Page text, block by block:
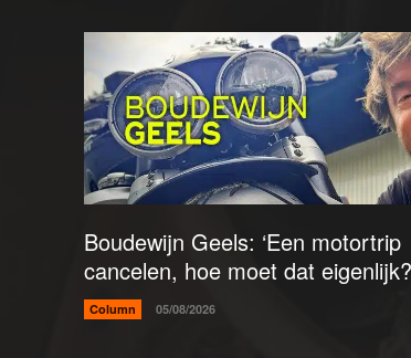
Boudewijn Geels: ‘Een motortrip
cancelen, hoe moet dat
Column 05/08/2026